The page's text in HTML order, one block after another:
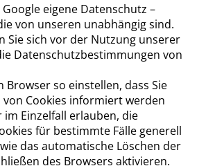
eigene Datenschutz –
von unseren unabhängig sind.
Sie sich vor der Nutzung unserer
Datenschutzbestimmungen von
Browser so einstellen, dass Sie
von Cookies informiert werden
im Einzelfall erlauben, die
für bestimmte Fälle generell
das automatische Löschen der
des Browsers aktivieren.